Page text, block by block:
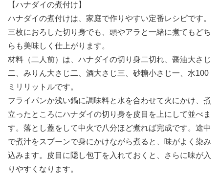
【ハナダイの煮付け】
ハナダイの煮付けは、家庭で作りやすい定番レシピです。
三枚におろした切り身でも、頭やアラと一緒に煮てもどち
らも美味しく仕上がります。
材料（二人前）は、ハナダイの切り身二切れ、醤油大さじ
二、みりん大さじ二、酒大さじ三、砂糖小さじ一、水100
ミリリットルです。
フライパンか浅い鍋に調味料と水を合わせて火にかけ、煮
立ったところにハナダイの切り身を皮目を上にして並べま
す。落とし蓋をして中火で八分ほど煮れば完成です。途中
で煮汁をスプーンで身にかけながら煮ると、味がよく染み
込みます。皮目に隠し包丁を入れておくと、さらに味が入
りやすくなります。